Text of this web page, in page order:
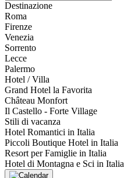
Destinazione
Roma
Firenze
Venezia
Sorrento
Lecce
Palermo
Hotel / Villa
Grand Hotel la Favorita
Château Monfort
Il Castello - Forte Village
Stili di vacanza
Hotel Romantici in Italia
Piccoli Boutique Hotel in Italia
Resort per Famiglie in Italia
Hotel di Montagna e Sci in Italia